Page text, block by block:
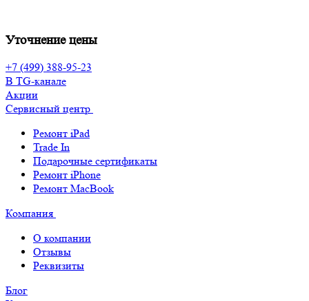
Уточнение цены
+7 (499) 388-95-23
В TG-канале
Акции
Сервисный центр
Ремонт iPad
Trade In
Подарочные сертификаты
Ремонт iPhone
Ремонт MacBook
Компания
О компании
Отзывы
Реквизиты
Блог